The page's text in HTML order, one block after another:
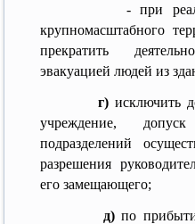
- при реальной
крупномасштабного
прекратить
эвакуацией людей из
г)исключить
учреждение,
подразделений
разрешения
его замещающего;
д)по